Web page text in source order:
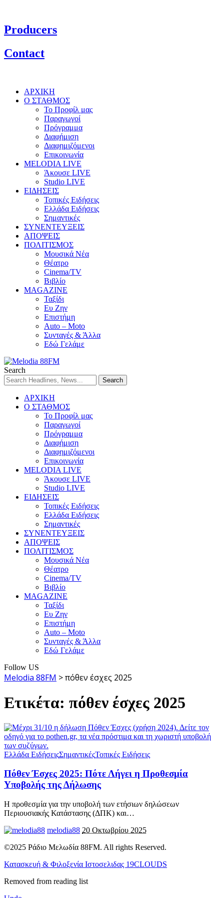
Producers
Contact
ΑΡΧΙΚΗ
Ο ΣΤΑΘΜΟΣ
Το Προφίλ μας
Παραγωγοί
Πρόγραμμα
Διαφήμιση
Διαφημιζόμενοι
Επικοινωνία
MELODIA LIVE
Άκουσε LIVE
Studio LIVE
ΕΙΔΗΣΕΙΣ
Τοπικές Ειδήσεις
Ελλάδα Ειδήσεις
Σημαντικές
ΣΥΝΕΝΤΕΥΞΕΙΣ
ΑΠΟΨΕΙΣ
ΠΟΛΙΤΙΣΜΟΣ
Μουσικά Νέα
Θέατρο
Cinema/TV
Βιβλίο
MAGAZINE
Ταξίδι
Ευ Ζην
Επιστήμη
Auto – Moto
Συνταγές & Άλλα
Εδώ Γελάμε
Search
ΑΡΧΙΚΗ
Ο ΣΤΑΘΜΟΣ
Το Προφίλ μας
Παραγωγοί
Πρόγραμμα
Διαφήμιση
Διαφημιζόμενοι
Επικοινωνία
MELODIA LIVE
Άκουσε LIVE
Studio LIVE
ΕΙΔΗΣΕΙΣ
Τοπικές Ειδήσεις
Ελλάδα Ειδήσεις
Σημαντικές
ΣΥΝΕΝΤΕΥΞΕΙΣ
ΑΠΟΨΕΙΣ
ΠΟΛΙΤΙΣΜΟΣ
Μουσικά Νέα
Θέατρο
Cinema/TV
Βιβλίο
MAGAZINE
Ταξίδι
Ευ Ζην
Επιστήμη
Auto – Moto
Συνταγές & Άλλα
Εδώ Γελάμε
Follow US
Melodia 88FM >πόθεν έσχες 2025
Ετικέτα: πόθεν έσχες 2025
Ελλάδα ΕιδήσειςΣημαντικέςΤοπικές Ειδήσεις
Πόθεν Έσχες 2025: Πότε Λήγει η Προθεσμία
Υποβολής της Δήλωσης
Η προθεσμία για την υποβολή των ετήσιων δηλώσεων
Περιουσιακής Κατάστασης (ΔΠΚ) και…
melodia88 20 Οκτωβρίου 2025
©2025 Ράδιο Μελωδία 88FM. All rights Reserved.
Κατασκευή & Φιλοξενία Ιστοσελιδας 19CLOUDS
Removed from reading list